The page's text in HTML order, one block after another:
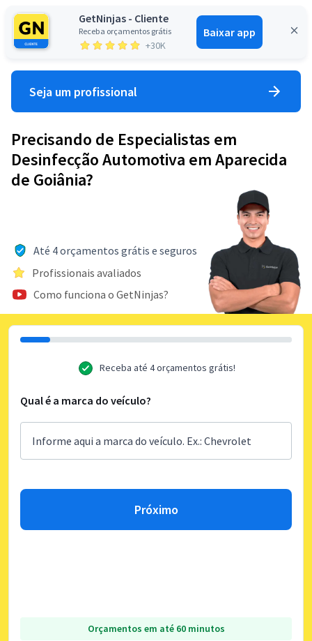
GetNinjas - Cliente
Receba orçamentos grátis
+30K
Baixar app
Entrar
Seja um profissional
Precisando de Especialistas em
Desinfecção Automotiva em Aparecida
de Goiânia?
Até 4 orçamentos grátis e seguros
Profissionais avaliados
Como funciona o GetNinjas?
Receba até 4 orçamentos grátis!
Qual é a marca do veículo?
Próximo
Orçamentos em até 60 minutos